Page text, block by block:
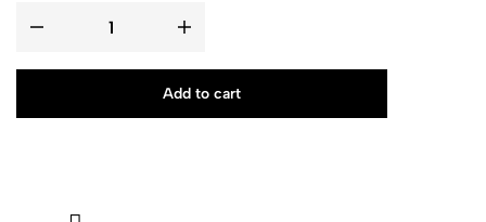
Add to cart